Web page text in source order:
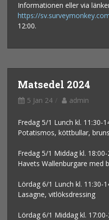
Informationen eller via
https://
12:00.
Matsedel 2024
5 Jan 24 admin
Fredag 5/1 Lunch kl. 11:30-
Potatismos, köttbullar,
Fredag 5/1 Middag kl. 18:00-
Havets Wallenburgare med
Lördag 6/1 Lunch kl. 11:30-
Lasagne, vitlöksdressing
Lördag 6/1 Middag kl.